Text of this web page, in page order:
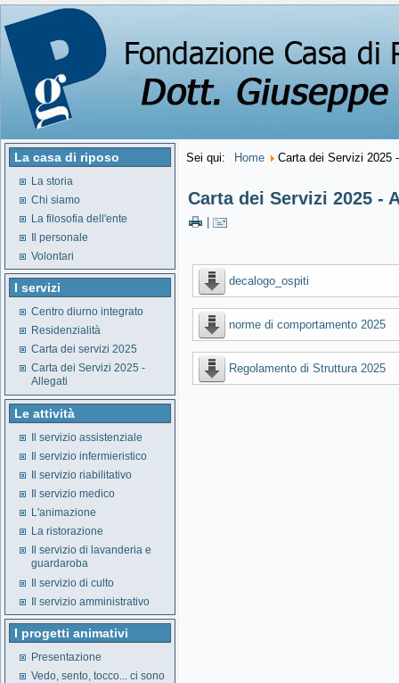
La casa di riposo
La storia
Chi siamo
La filosofia dell'ente
Il personale
Volontari
I servizi
Centro diurno integrato
Residenzialità
Carta dei servizi 2025
Carta dei Servizi 2025 -
Allegati
Le attività
Il servizio assistenziale
Il servizio infermieristico
Il servizio riabilitativo
Il servizio medico
L'animazione
La ristorazione
Il servizio di lavanderia e
guardaroba
Il servizio di culto
Il servizio amministrativo
I progetti animativi
Presentazione
Vedo, sento, tocco... ci sono
Sei qui: Home Carta dei Servizi 2025
Carta dei Servizi 2025 -
decalogo_ospiti
norme di comportamento 2025
Regolamento di Struttura 2025